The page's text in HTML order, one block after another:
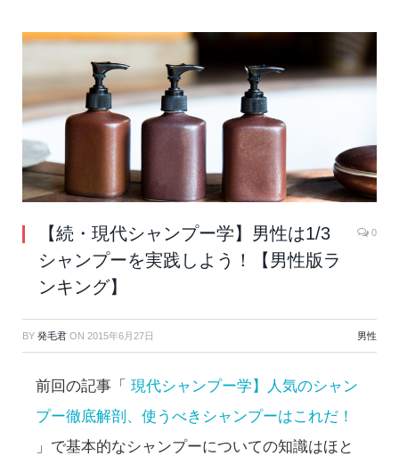
【続・現代シャンプー学】男性は1/3
シャンプーを実践しよう！【男性版ラ
ンキング】
0
BY 発毛君 ON 2015年6月27日 男性
前回の記事「 現代シャンプー学】人気のシャン
プー徹底解剖、使うべきシャンプーはこれだ！
」で基本的なシャンプーについての知識はほと